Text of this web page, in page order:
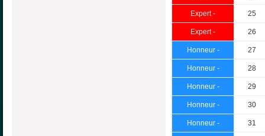
Expert - 25
Expert - 26
Honneur - 27
Honneur - 28
Honneur - 29
Honneur - 30
Honneur - 31